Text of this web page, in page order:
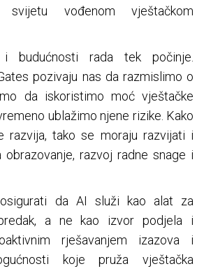
svijetu vođenom vještačkom
budućnosti rada tek počinje.
pozivaju nas da razmislimo o
da iskoristimo moć vještačke
ublažimo njene rizike. Kako
razvija, tako se moraju razvijati i
razvoj radne snage i
da AI služi kao alat za
a ne kao izvor podjela i
rješavanjem izazova i
koje pruža vještačka